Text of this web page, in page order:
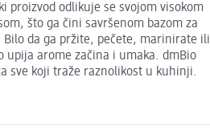
proizvod odlikuje se svojom visokom
što ga čini savršenom bazom za
da ga pržite, pečete, marinirate ili
upija arome začina i umaka. dmBio
sve koji traže raznolikost u kuhinji.